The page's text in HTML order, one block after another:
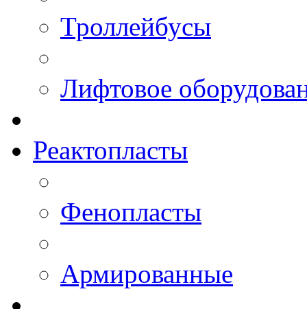
Троллейбусы
Лифтовое
Реактопласты
Фенопласты
Армированные